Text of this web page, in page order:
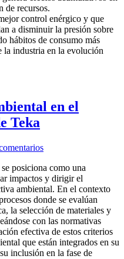
de recursos.
control enérgico y que
a disminuir la presión sobre
hábitos de consumo más
la industria en la evolución
en el
Teka
posiciona como una
impactos y dirigir el
ambiental. En el contexto
donde se evalúan
la selección de materiales y
con las normativas
efectiva de estos criterios
que están integrados en su
inclusión en la fase de